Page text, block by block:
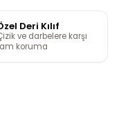
Deri Kılıf
ve darbelere karşı
koruma